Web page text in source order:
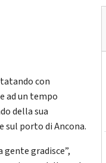
con
ad un tempo
della sua
porto di Ancona.
gradisce”,